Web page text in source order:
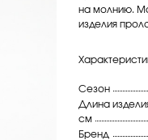
на молнию.
изделия
Сезон
Длина
см
Бренд